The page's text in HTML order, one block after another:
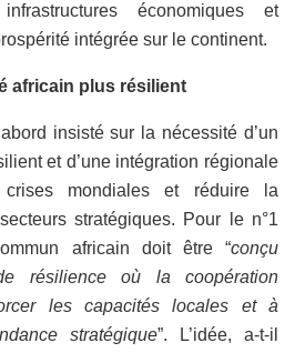
économiques et
intégrée sur le continent.
africain plus résilient
insisté sur la nécessité d’un
et d’une intégration régionale
mondiales et réduire la
stratégiques. Pour le n°1
africain doit être “conçu
résilience où la coopération
les capacités locales et à
stratégique”. L’idée, a-t-il